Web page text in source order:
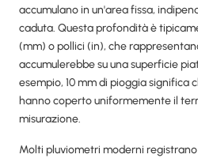
accumulano in un'area fissa,
caduta. Questa profondità è
(mm) o pollici (in), che
accumulerebbe su una superficie
esempio, 10 mm di pioggia significa
hanno coperto uniformemente il
misurazione.
Molti pluviometri moderni